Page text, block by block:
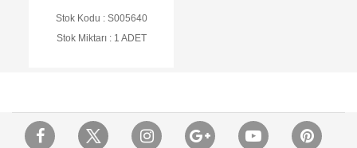
Stok Kodu : S005640
Stok Miktarı : 1 ADET